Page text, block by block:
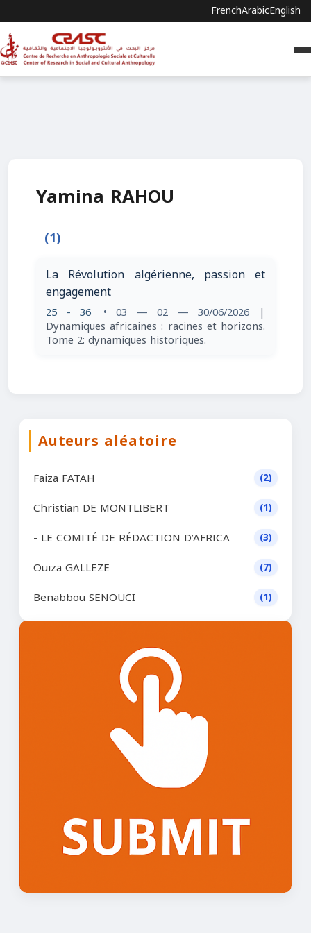
FrenchArabicEnglish
Yamina RAHOU
(1)
La Révolution algérienne, passion et
engagement
25 - 36 • 03 — 02 — 30/06/2026 |
Dynamiques africaines : racines et horizons.
Tome 2: dynamiques historiques.
Auteurs aléatoire
Faiza FATAH (2)
Christian DE MONTLIBERT (1)
- LE COMITÉ DE RÉDACTION D’AFRICA (3)
Ouiza GALLEZE (7)
Benabbou SENOUCI (1)